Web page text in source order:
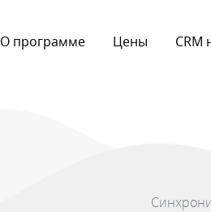
О программе Цены CRM